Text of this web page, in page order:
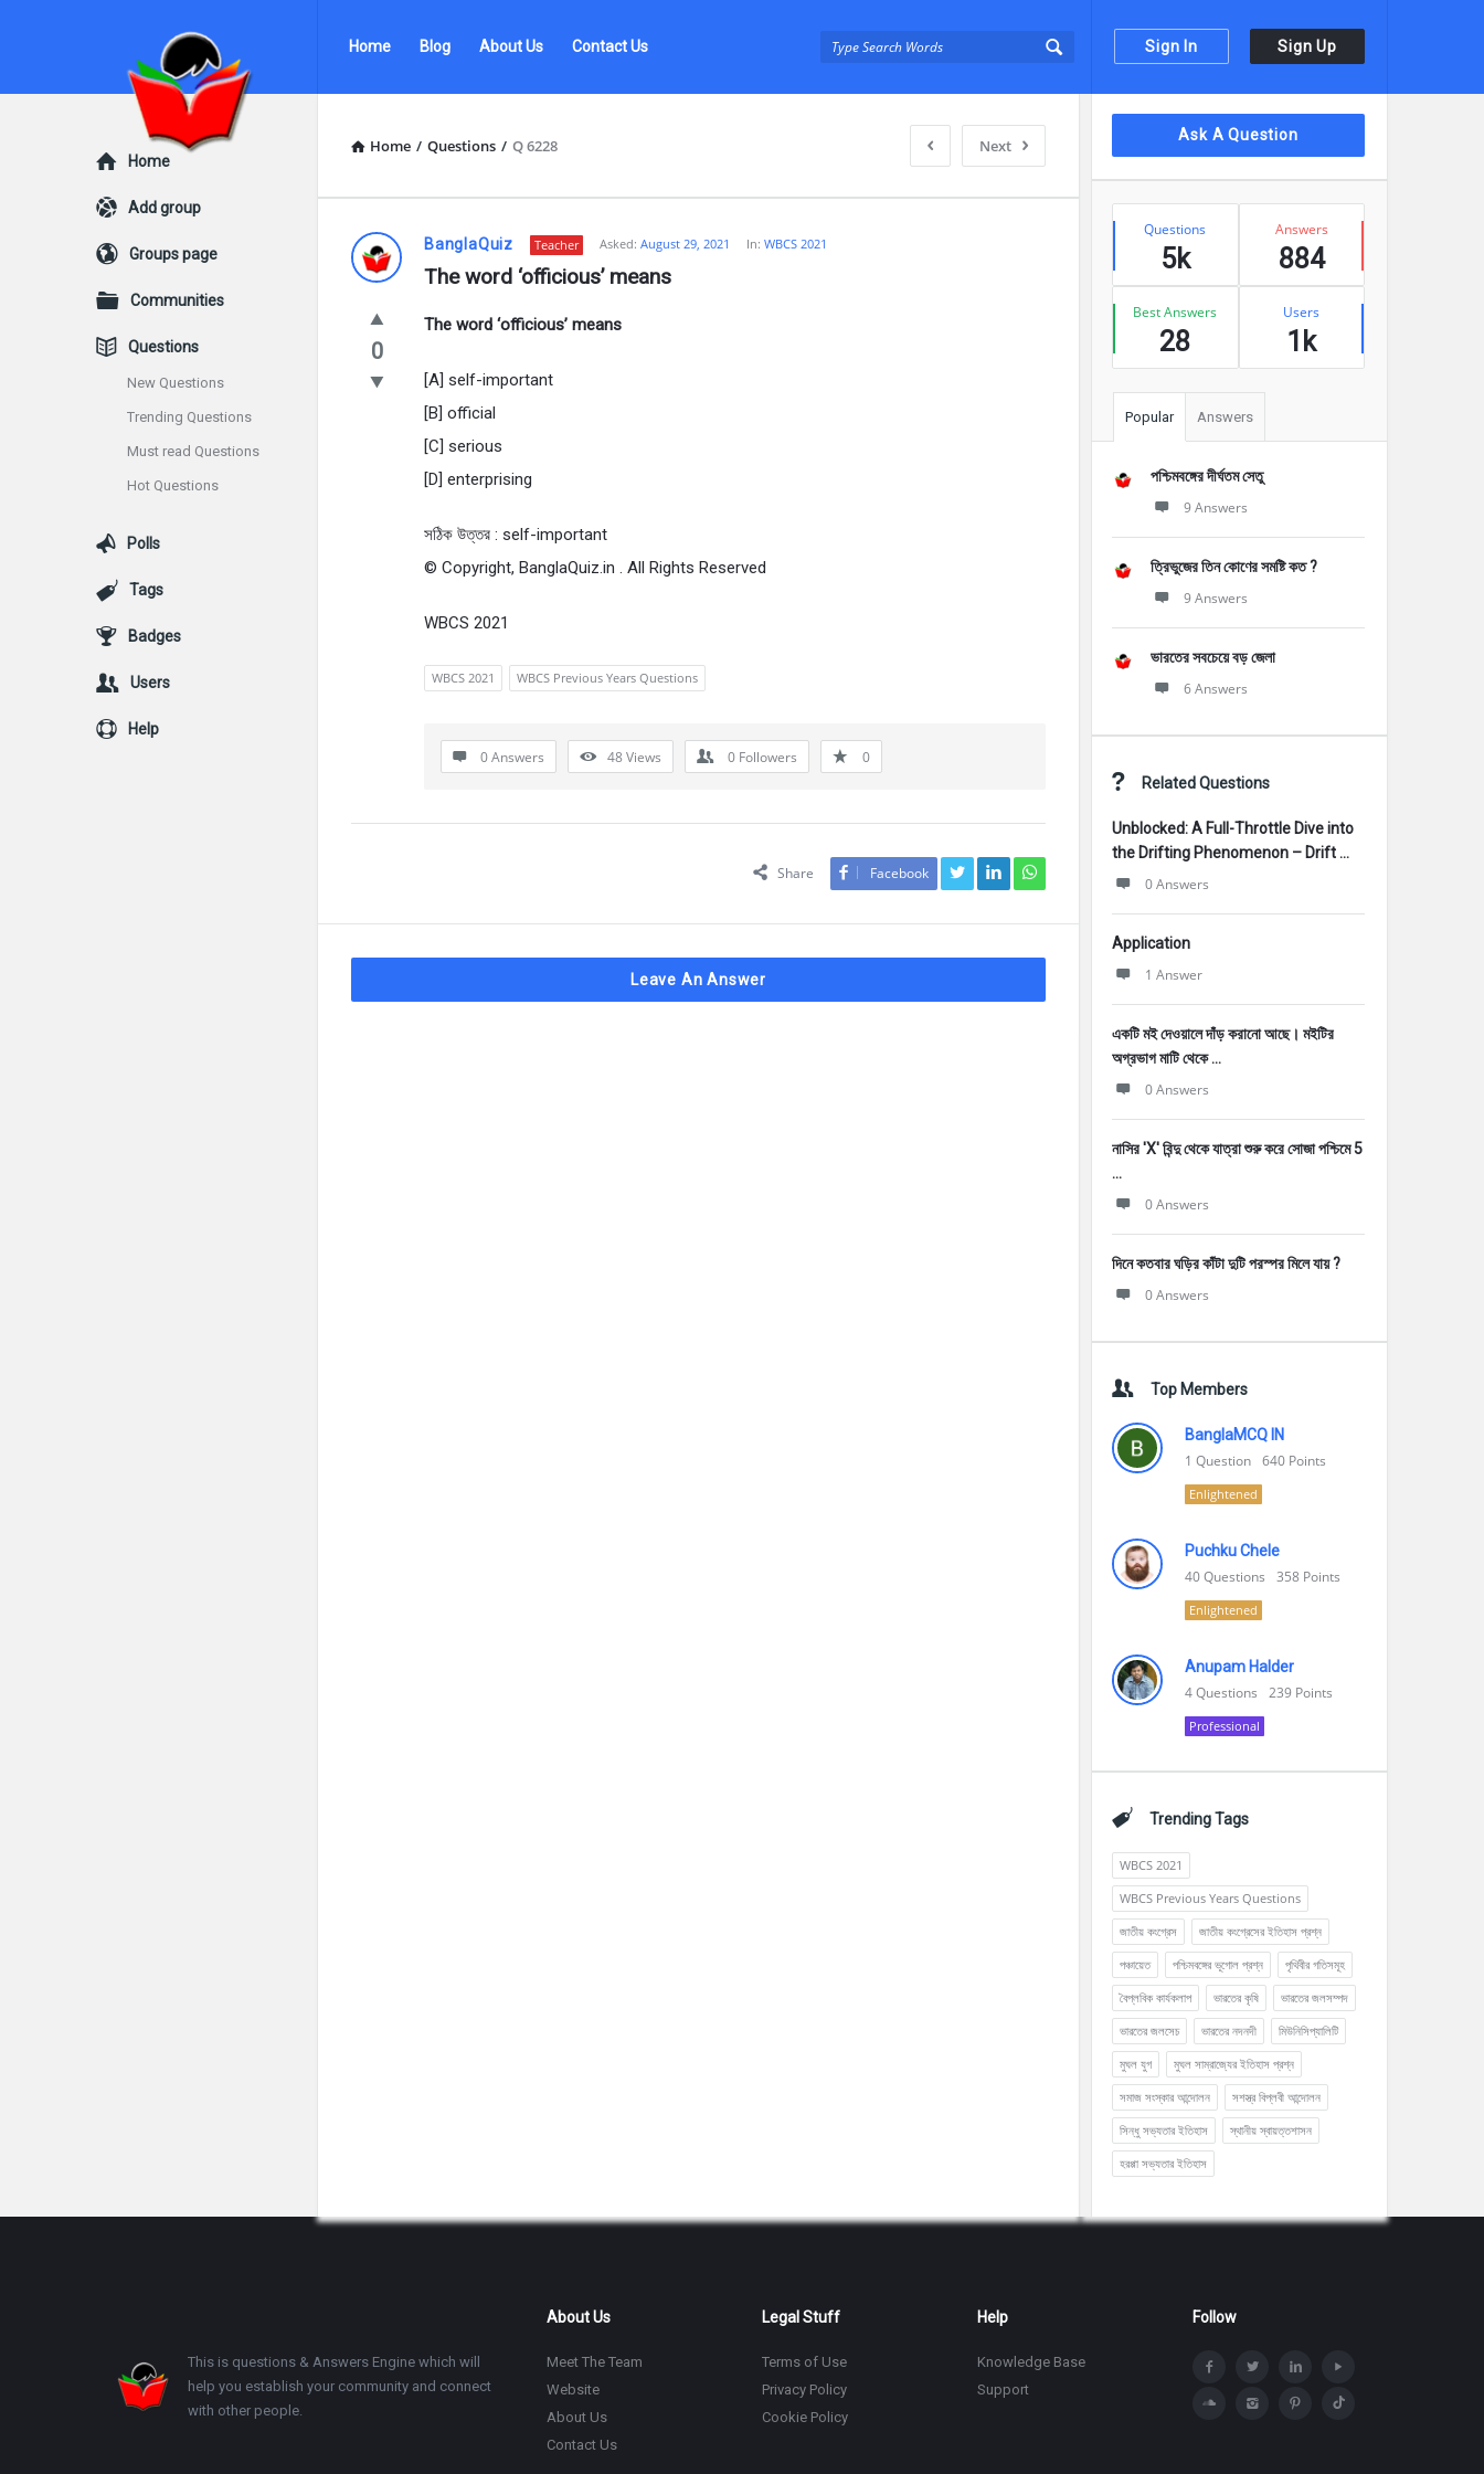
Sign In Sign Up
Questions
BanglaQuiz
Questions
by
BanglaQuiz
Home Blog About Us Contact Us
Home / Questions / Q 6228 Next
Ask
Questions
by
BanglaQuiz
Latest
Questions
BanglaQuiz Teacher Asked: August 29, 2021 In: WBCS 2021
The word ‘officious’ means
0
The word ‘officious’ means
[A] self-important
[B] official
[C] serious
[D] enterprising
সঠিক উত্তর : self-important
© Copyright, BanglaQuiz.in . All Rights Reserved
WBCS 2021
WBCS 2021 WBCS Previous Years Questions
0 Answers 48Views 0 Followers 0
Share Facebook
Leave An Answer
Sidebar
Ask A Question
StatsQuestions
5k
Answers
884
Best Answers
28
Users
1k
Popular Answers
পশ্চিমবঙ্গের দীর্ঘতম সেতু
9 Answers
ত্রিভুজের তিন কোণের সমষ্টি কত ?
9 Answers
ভারতের সবচেয়ে বড় জেলা
6 Answers
Related Questions
Unblocked: A Full-Throttle Dive into
the Drifting Phenomenon – Drift ...
0 Answers
Application
1 Answer
একটি মই দেওয়ালে দাঁড় করানাে আছে। মইটির
অগ্রভাগ মাটি থেকে ...
0 Answers
নাসির 'X' বিন্দু থেকে যাত্রা শুরু করে সােজা পশ্চিমে 5
...
0 Answers
দিনে কতবার ঘড়ির কাঁটা দুটি পরস্পর মিলে যায় ?
0 Answers
Top Members
BanglaMCQ IN
1 Question 640 Points
Enlightened
Puchku Chele
40Questions 358 Points
Enlightened
Anupam Halder
4Questions 239 Points
Professional
Trending Tags
WBCS 2021
WBCS Previous Years Questions
জাতীয় কংগ্রেস
জাতীয় কংগ্রেসের ইতিহাস প্রশ্ন
পঞ্চায়েত
পশ্চিমবঙ্গের ভূগোল প্রশ্ন
পৃথিবীর গতিসমূহ
বৈপ্লবিক কার্যকলাপ
ভারতের কৃষি
ভারতের জলসম্পদ
ভারতের জলসেচ
ভারতের নদনদী
মিউনিসিপ্যালিটি
মুঘল যুগ
মুঘল সাম্রাজ্যের ইতিহাস প্রশ্ন
সমাজ সংস্কার আন্দোলন
সশস্ত্র বিপ্লবী আন্দোলন
সিন্ধু সভ্যতার ইতিহাস
স্থানীয় স্বায়ত্তশাসন
হরপ্পা সভ্যতার ইতিহাস
Explore
Home
Add group
Groups page
Communities
Questions
New Questions
Trending Questions
Must read Questions
Hot Questions
Polls
Tags
Badges
Users
Help
This is questions & Answers Engine which will
help you establish your community and connect
with other people.
About Us
Meet The Team
Website
About Us
Contact Us
Legal Stuff
Terms of Use
Privacy Policy
Cookie Policy
Help
Knowledge Base
Support
Follow